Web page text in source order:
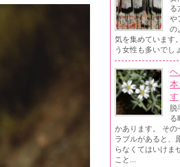
る
や
の
気を集めています
う女性も多いでし
す
脱
る
かあります。 その
ラブルがあると、
らなくてはいけま
こと...